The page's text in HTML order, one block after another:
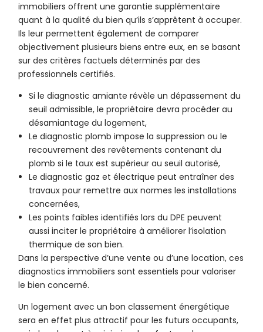
immobiliers offrent une garantie supplémentaire
quant à la qualité du bien qu’ils s’apprêtent à occuper.
Ils leur permettent également de comparer
objectivement plusieurs biens entre eux, en se basant
sur des critères factuels déterminés par des
professionnels certifiés.
Si le diagnostic amiante révèle un dépassement du
seuil admissible, le propriétaire devra procéder au
désamiantage du logement,
Le diagnostic plomb impose la suppression ou le
recouvrement des revêtements contenant du
plomb si le taux est supérieur au seuil autorisé,
Le diagnostic gaz et électrique peut entraîner des
travaux pour remettre aux normes les installations
concernées,
Les points faibles identifiés lors du DPE peuvent
aussi inciter le propriétaire à améliorer l’isolation
thermique de son bien.
Dans la perspective d’une vente ou d’une location, ces
diagnostics immobiliers sont essentiels pour valoriser
le bien concerné.
Un logement avec un bon classement énergétique
sera en effet plus attractif pour les futurs occupants,